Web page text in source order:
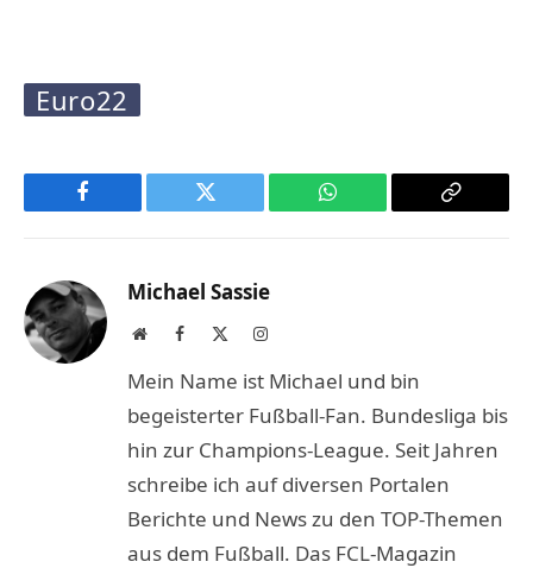
Euro22
Facebook Twitter WhatsApp
Copy
Michael Sassie
WebsiteFacebook Instagram
Mein Name ist Michael und bin
begeisterter Fußball-Fan. Bundesliga bis
hin zur Champions-League. Seit Jahren
schreibe ich auf diversen Portalen
Berichte und News zu den TOP-Themen
aus dem Fußball. Das FCL-Magazin